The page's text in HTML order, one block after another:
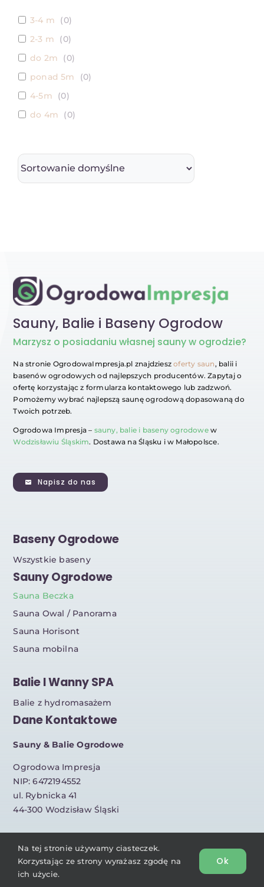
3-4 m (0)
2-3 m
(0)
do 2m
(0)
ponad 5m
(0)
4-5m
(0)
do 4m
(0)
Sauny, Balie i Baseny Ogrodow
Marzysz o posiadaniu własnej sauny w ogrodzie?
Na stronie OgrodowaImpresja.pl znajdzieszoferty saun, balii i
basenów ogrodowych od najlepszych producentów. Zapytaj o
ofertę korzystając z formularza kontaktowego lub zadzwoń.
Pomożemy wybrać najlepszą saunę ogrodową dopasowaną do
Twoich potrzeb.
Ogrodowa Impresja – sauny, balie i baseny ogrodowew
Wodzisławiu Śląskim. Dostawa na Śląsku i w Małopolsce.
Napisz do nas
Baseny Ogrodowe
Wszystkie baseny
Sauny Ogrodowe
Sauna Beczka
Sauna Owal / Panorama
Sauna Horisont
Sauna mobilna
Balie I Wanny SPA
Balie z hydromasażem
Dane Kontaktowe
Sauny & Balie Ogrodowe
Ogrodowa Impresja
NIP: 6472194552
ul. Rybnicka 41
44-300 Wodzisław Śląski
© Copyright OgrodowaImpresja.pl | Projekt strony:Padre –
mów obrazem
Na tej stronie używamy ciasteczek.
Korzystając ze strony wyrażasz zgodę na
ich użycie.
Ok